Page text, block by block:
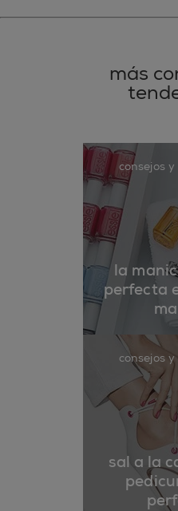
más
consejos
la
perfecta
consejos
sal a la